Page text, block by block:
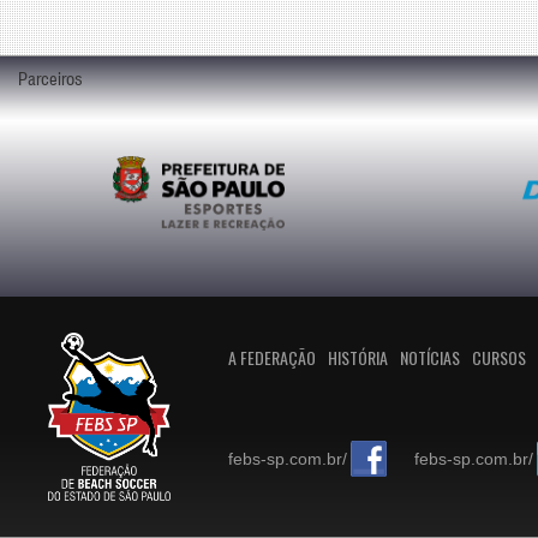
Parceiros
A FEDERAÇÃO HISTÓRIA NOTÍCIAS CURSOS
febs-sp.com.br/ febs-sp.com.br/